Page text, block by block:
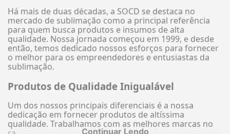
Há mais de duas décadas, a SOCD se destaca no
mercado de sublimação como a principal referência
para quem busca produtos e insumos de alta
qualidade. Nossa jornada começou em 1999, e desde
então, temos dedicado nossos esforços para fornecer
o melhor para os empreendedores e entusiastas da
sublimação.
Produtos de Qualidade Inigualável
Um dos nossos principais diferenciais é a nossa
dedicação em fornecer produtos de altíssima
qualidade. Trabalhamos com as melhores marcas no
Continuar Lendo